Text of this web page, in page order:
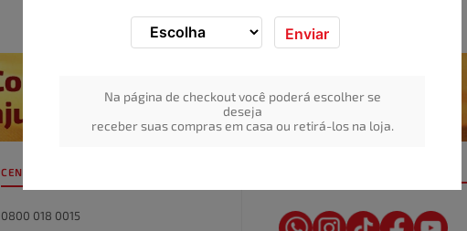
Enviar
Na página de checkout você poderá escolher se
deseja
receber suas compras em casa ou retirá-los na loja.
CENTRAL DE ATENDIMENTO
0800 018 0015